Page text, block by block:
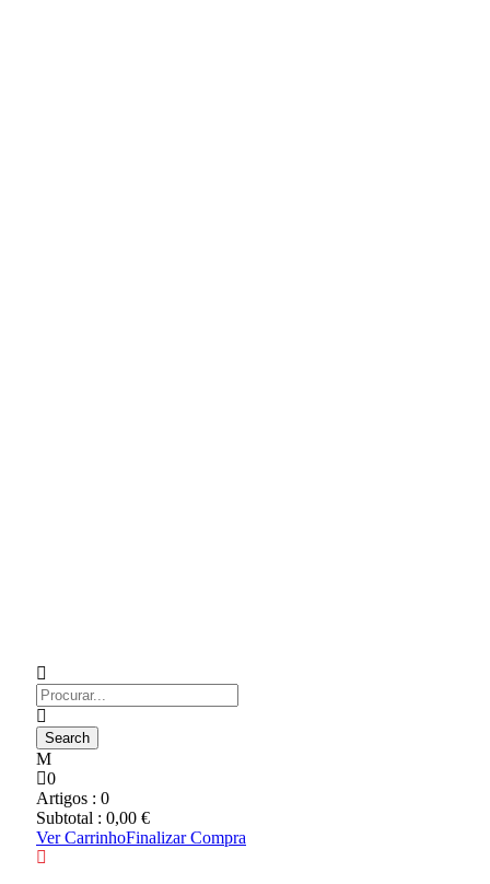
0
Artigos : 0
Subtotal : 0,00 €
Ver CarrinhoFinalizar Compra